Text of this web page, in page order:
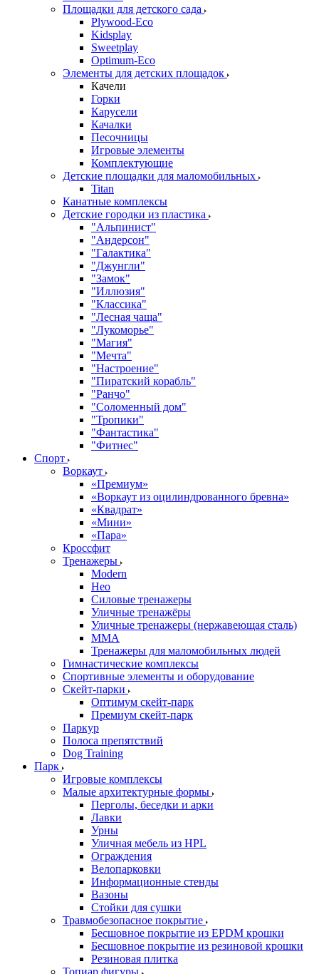
Площадки для детского сада
Plywood-Eco
Kidsplay
Sweetplay
Оptimum-Еco
Элементы для детских площадок
Качели
Горки
Карусели
Качалки
Песочницы
Игровые элементы
Комплектующие
Детские площадки для маломобильных
Titan
Канатные комплексы
Детские городки из пластика
"Альпинист"
"Андерсон"
"Галактика"
"Джунгли"
"Замок"
"Иллюзия"
"Классика"
"Лесная чаща"
"Лукоморье"
"Магия"
"Мечта"
"Настроение"
"Пиратский корабль"
"Ранчо"
"Соломенный дом"
"Тропики"
"Фантастика"
"Фитнес"
Спорт
Воркаут
«Премиум»
«Воркаут из оцилиндрованного бревна»
«Квадрат»
«Мини»
«Пара»
Кроссфит
Тренажеры
Modern
Нео
Силовые тренажеры
Уличные тренажёры
Уличные тренажеры (нержавеющая сталь)
ММА
Тренажеры для маломобильных людей
Гимнастические комплексы
Спортивные элементы и оборудование
Скейт-парки
Оптимум скейт-парк
Премиум скейт-парк
Паркур
Полоса препятствий
Dog Training
Парк
Игровые комплексы
Малые архитектурные формы
Перголы, беседки и арки
Лавки
Урны
Уличная мебель из HPL
Ограждения
Велопарковки
Информационные стенды
Вазоны
Стойки для сушки
Травмобезопасное покрытие
Бесшовное покрытие из EPDM крошки
Бесшовное покрытие из резиновой крошки
Резиновая плитка
Топиар фигуры